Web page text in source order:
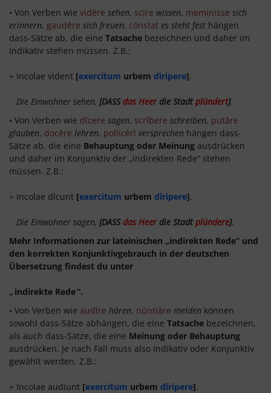
• Von Verben wie vidēre sehen, scīre wissen, meminisse sich
erinnern, gaudēre sich freuen, cōnstat es steht fest hängen
dass-Sätze ab, die eine Tatsache bezeichnen und daher im
Indikativ stehen müssen. Z.B.:
÷ Incolae vident [exercitum urbem dīripere].
Die Einwohner sehen, [DASS das Heerdie Stadtplündert].
• Von Verben wie dīcere sagen, scrībere schreiben, putāre
glauben, docēre lehren, pollicērī versprechen hängen dass-
Sätze ab, die eine Behauptung oder Meinung ausdrücken
und daher im Konjunktiv der „indirekten Rede“ stehen
müssen. Z.B.:
÷ Incolae dīcunt [exercitum urbem dīripere].
Die Einwohner sagen, [DASS das Heerdie Stadtplündere].
Mehr Informationen zur lateinischen „indirekten Rede“ und
den korrekten Konjunktivgebrauch in der deutschen
Übersetzung findest du unter
„ indirekte Rede“.
• Von Verben wie audīre hören, nūntiāre melden können
sowohl dass-Sätze abhängen, die eine Tatsache bezeichnen,
als auch dass-Sätze, die eine Meinung oder Behauptung
ausdrücken. Je nach Fall muss also Indikativ oder Konjunktiv
gewählt werden. Z.B.:
÷ Incolae audiunt [exercitum urbem dīripere].